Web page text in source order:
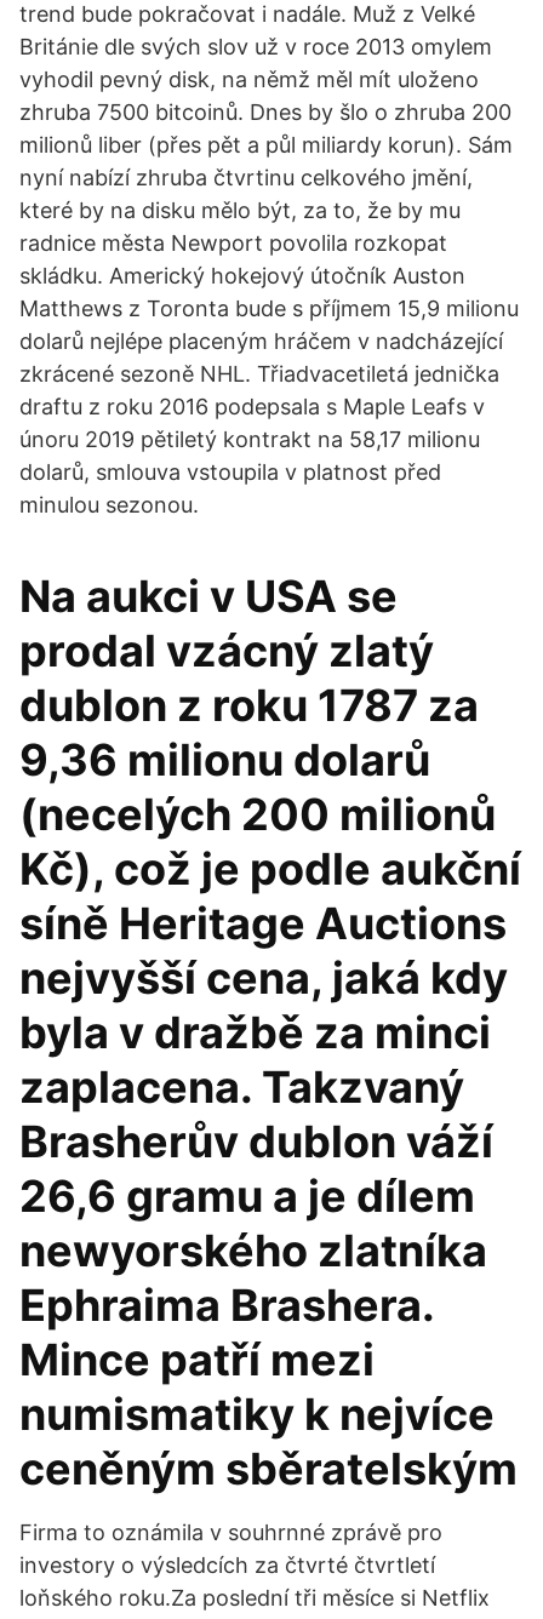
trend bude pokračovat i nadále. Muž z Velké
Británie dle svých slov už v roce 2013 omylem
vyhodil pevný disk, na němž měl mít uloženo
zhruba 7500 bitcoinů. Dnes by šlo o zhruba 200
milionů liber (přes pět a půl miliardy korun). Sám
nyní nabízí zhruba čtvrtinu celkového jmění,
které by na disku mělo být, za to, že by mu
radnice města Newport povolila rozkopat
skládku. Americký hokejový útočník Auston
Matthews z Toronta bude s příjmem 15,9 milionu
dolarů nejlépe placeným hráčem v nadcházející
zkrácené sezoně NHL. Třiadvacetiletá jednička
draftu z roku 2016 podepsala s Maple Leafs v
únoru 2019 pětiletý kontrakt na 58,17 milionu
dolarů, smlouva vstoupila v platnost před
minulou sezonou.
Na aukci v USA se
prodal vzácný zlatý
dublon z roku 1787 za
9,36 milionu dolarů
(necelých 200 milionů
Kč), což je podle aukční
síně Heritage Auctions
nejvyšší cena, jaká kdy
byla v dražbě za minci
zaplacena. Takzvaný
Brasherův dublon váží
26,6 gramu a je dílem
newyorského zlatníka
Ephraima Brashera.
Mince patří mezi
numismatiky k nejvíce
ceněným sběratelským
Firma to oznámila v souhrnné zprávě pro
investory o výsledcích za čtvrté čtvrtletí
loňského roku.Za poslední tři měsíce si Netflix